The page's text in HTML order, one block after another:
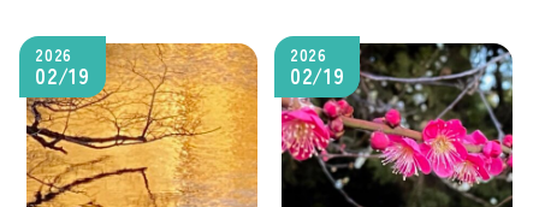
2026
02/19
2026
02/19